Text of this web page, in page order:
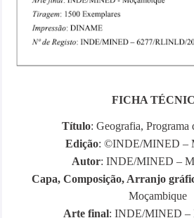
FICHA
Título: Geografia, Programa
Edição: ©INDE/MINED –
Autor: INDE/MINED –
Capa, Composição, Arranjo
Moçambique
Arte final: INDE/MINED –